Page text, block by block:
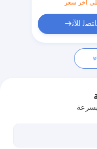
آخر سعر
ﺎﺘﺼﻟ ﺍﻶﻧ